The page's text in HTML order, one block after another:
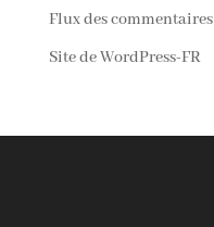
Flux des commentaires
Site de WordPress-FR